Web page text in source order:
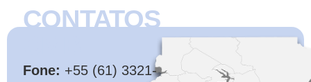
CONTATOS
Fone: +55 (61) 3321-